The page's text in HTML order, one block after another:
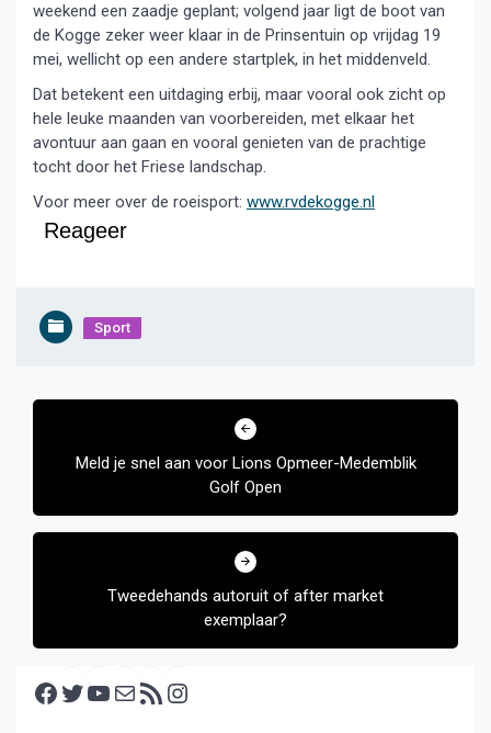
weekend een zaadje geplant; volgend jaar ligt de boot van
de Kogge zeker weer klaar in de Prinsentuin op vrijdag 19
mei, wellicht op een andere startplek, in het middenveld.
Dat betekent een uitdaging erbij, maar vooral ook zicht op
hele leuke maanden van voorbereiden, met elkaar het
avontuur aan gaan en vooral genieten van de prachtige
tocht door het Friese landschap.
Voor meer over de roeisport: www.rvdekogge.nl
Reageer
Sport
Bericht
Meld je snel aan voor Lions Opmeer-Medemblik
Golf Open
Tweedehands autoruit of after market
exemplaar?
Facebook Twitter YouTube E-mail RSS feed